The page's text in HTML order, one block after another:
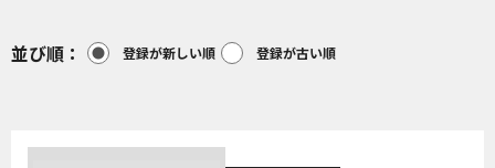
並び順 登録が新しい順 登録が古い順